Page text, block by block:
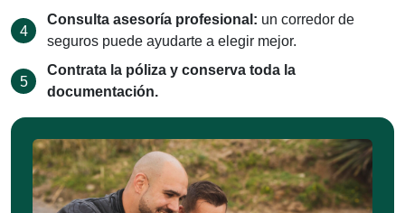
Consulta asesoría profesional: un corredor de
seguros puede ayudarte a elegir mejor.
Contrata la póliza y conserva toda la
documentación.